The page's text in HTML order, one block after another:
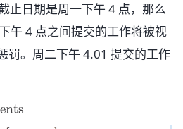
止日期是周一下午 4 点，那么
午 4 点之间提交的工作将被视
罚。周二下午 4.01 提交的工作